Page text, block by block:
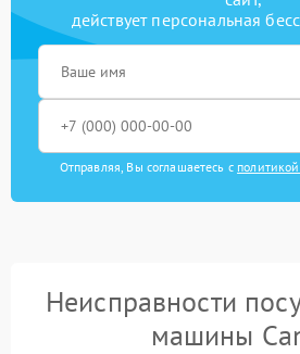
действует персональная
Отправляя, Вы соглашаетесь с
Неисправности
машины